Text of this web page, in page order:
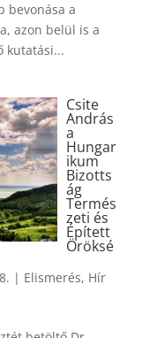
bevonása a
azon belül is a
kutatási...
Csite
András
a
Hungar
ikum
Bizotts
ág
Termés
zeti és
Épített
Öröksé
| Elismerés, Hír